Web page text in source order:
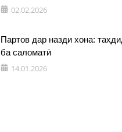
02.02.2026
Партов дар назди хона:
ба саломатӣ
14.01.2026